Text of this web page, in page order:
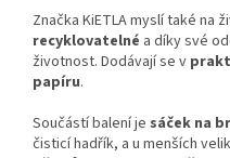
Značka KiETLA myslí také na
recyklovatelné a díky své
životnost. Dodávají se v
papíru.
Součástí balení je sáček na
čisticí hadřík, a u menších